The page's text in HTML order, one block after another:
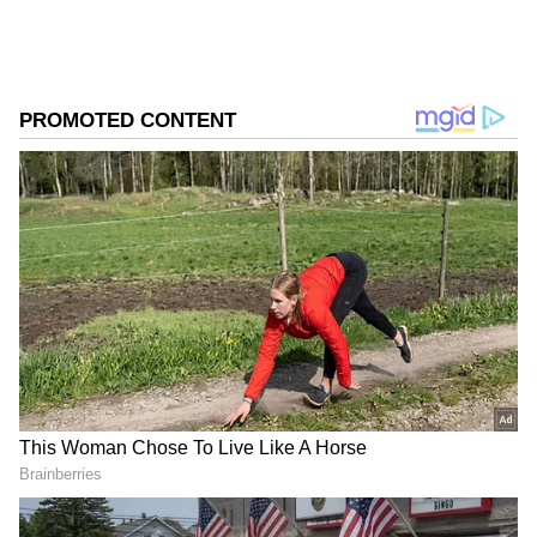
Related Articles
DOWNLOAD APP
RECOMMENDED STORIES